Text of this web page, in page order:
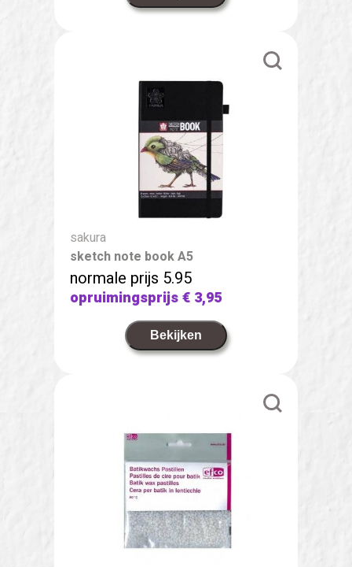
sakura
sketch note book A5
normale prijs 5.95
opruimingsprijs€ 3,95
Bekijken